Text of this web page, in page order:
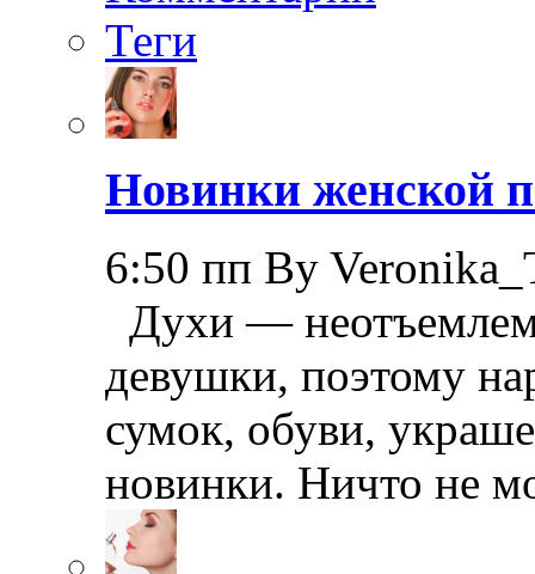
Теги
Новинки женской
6:50 пп By
Духи —
девушки, поэтому
сумок, обуви,
новинки. Ничто не